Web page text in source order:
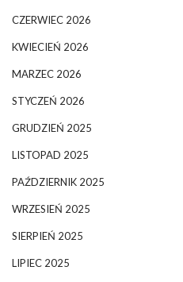
CZERWIEC 2026
KWIECIEŃ 2026
MARZEC 2026
STYCZEŃ 2026
GRUDZIEŃ 2025
LISTOPAD 2025
PAŹDZIERNIK 2025
WRZESIEŃ 2025
SIERPIEŃ 2025
LIPIEC 2025